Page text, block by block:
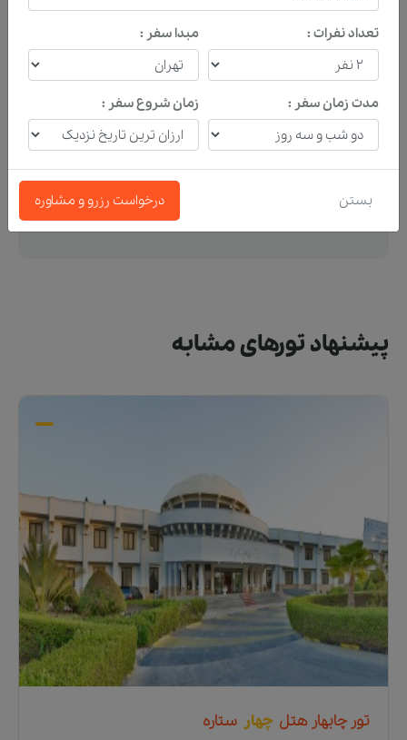
اگر نیاز به راهنمایی مشاوران حرفه ای ما داری؟
تیم فروش و پشتیبانی تورنگار منتظر شنیدن صدای
شما هستند. هر ساعتی از شبانه روز که فکر کردی نیاز
به راهنمایی و کمک ما داری همونجا تلفن بردار و تماس
بگیر.
ارتباط با ما
پیشنهاد تورهای مشابه
تور چابهار هتل چهار ستاره
تعداد نفرات : مبدا سفر :
مدت زمان سفر : زمان شروع سفر :
بستن درخواست رزرو و مشاوره